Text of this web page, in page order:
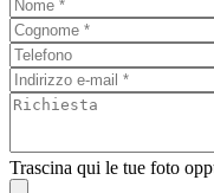
Trascina qui le tue foto